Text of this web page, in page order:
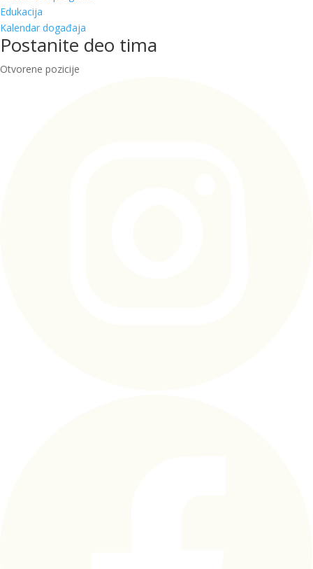
Edukacija
Kalendar događaja
Postanite deo tima
Otvorene pozicije